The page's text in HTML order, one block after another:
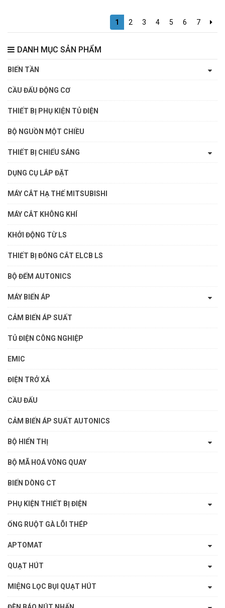
1 2 3 4 5 6 7
DANH MỤC SẢN PHẨM
BIẾN TẦN
CẦU ĐẤU ĐỘNG CƠ
THIẾT BỊ PHỤ KIỆN TỦ ĐIỆN
BỘ NGUỒN MỘT CHIỀU
THIẾT BỊ CHIẾU SÁNG
DỤNG CỤ LẮP ĐẶT
MÁY CẮT HẠ THẾ MITSUBISHI
MÁY CẮT KHÔNG KHÍ
KHỞI ĐỘNG TỪ LS
THIẾT BỊ ĐÓNG CẮT ELCB LS
BỘ ĐẾM AUTONICS
MÁY BIẾN ÁP
CẢM BIẾN ÁP SUẤT
TỦ ĐIỆN CÔNG NGHIỆP
EMIC
ĐIỆN TRỞ XẢ
CẦU ĐẤU
CẢM BIẾN ÁP SUẤT AUTONICS
BỘ HIỂN THỊ
BỘ MÃ HOÁ VÒNG QUAY
BIẾN DÒNG CT
PHỤ KIỆN THIẾT BỊ ĐIỆN
ỐNG RUỘT GÀ LÕI THÉP
APTOMAT
QUẠT HÚT
MIỆNG LỌC BỤI QUẠT HÚT